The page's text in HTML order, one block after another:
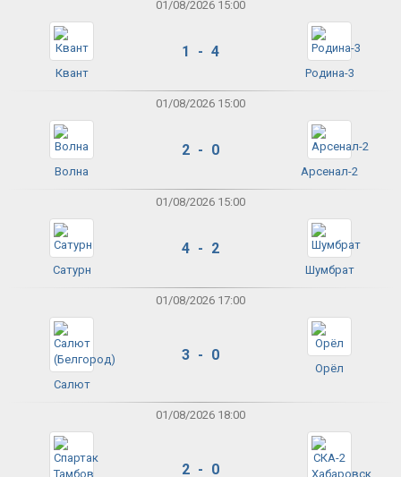
01/08/2026 15:00
Квант
1 - 4
Родина-3
01/08/2026 15:00
Волна
2 - 0
Арсенал-2
01/08/2026 15:00
Сатурн
4 - 2
Шумбрат
01/08/2026 17:00
Салют
3 - 0
Орёл
01/08/2026 18:00
2 - 0